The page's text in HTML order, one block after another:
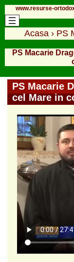
www.resurse-
Acasa › PS
PS Macarie
PS Macarie
cel Mare in